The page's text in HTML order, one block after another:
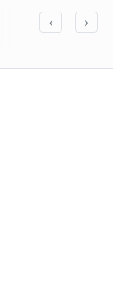
Anbefaling
‹ ›